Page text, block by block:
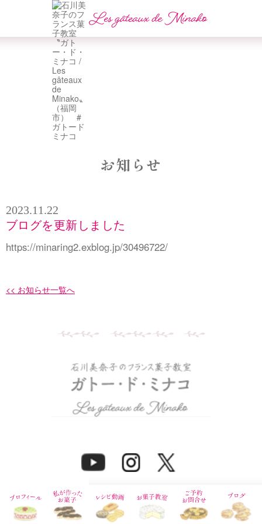
お知らせ
2023.11.22
ブログを更新しました
https://minaring2.exblog.jp/30496722/
<< お知らせ一覧へ